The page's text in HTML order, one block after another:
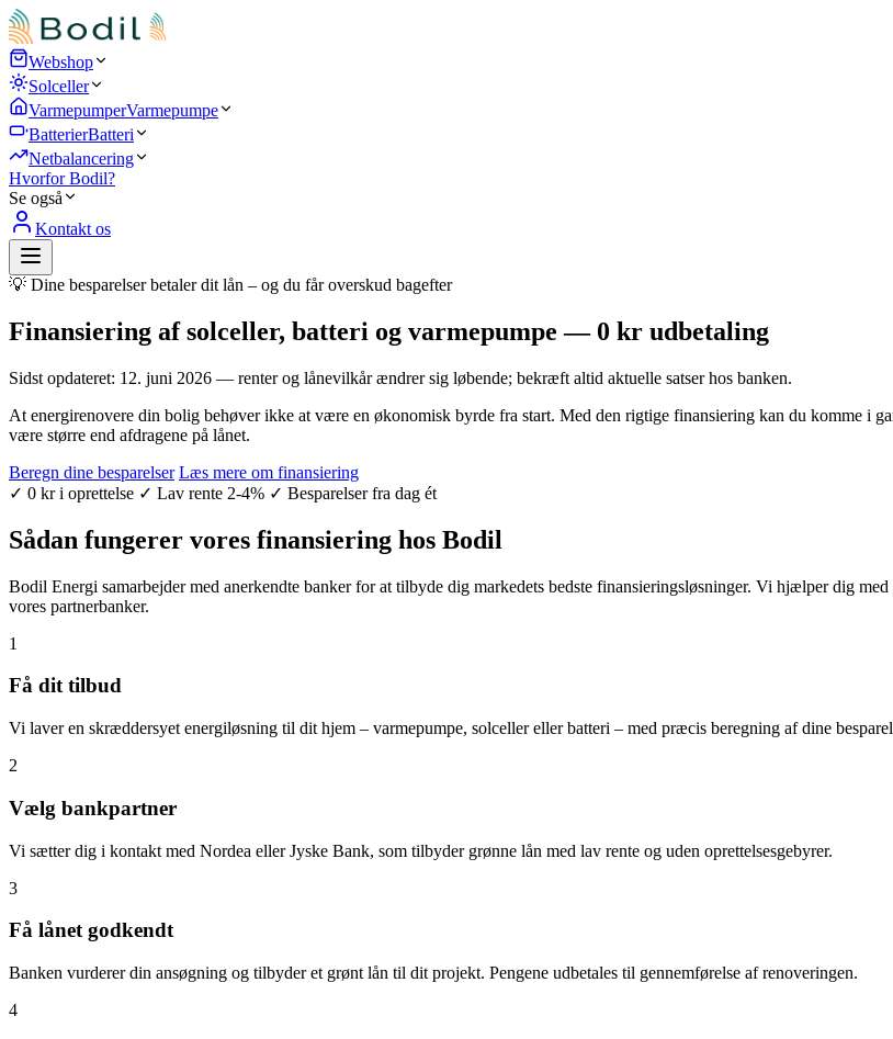
Webshop
Solceller
VarmepumperVarmepumpe
BatterierBatteri
Netbalancering
Hvorfor Bodil?
Se også
Kontakt os
💡 Dine besparelser betaler dit lån – og du får overskud bagefter
Finansiering af solceller, batteri og varmepumpe — 0 kr udbetaling
Sidst opdateret: 12. juni 2026 — renter og lånevilkår ændrer sig løbende; bekræft altid aktuelle satser hos banken.
At energirenovere din bolig behøver ikke at være en økonomisk byrde fra start. Med den rigtige finansiering kan du komme i
være større end afdragene på lånet.
Beregn dine besparelser Læs mere om finansiering
✓ 0 kr i oprettelse ✓ Lav rente 2-4% ✓ Besparelser fra dag ét
Sådan fungerer vores finansiering hos Bodil
Bodil Energi samarbejder med anerkendte banker for at tilbyde dig markedets bedste finansieringsløsninger. Vi hjælper dig
vores partnerbanker.
1
Få dit tilbud
Vi laver en skræddersyet energiløsning til dit hjem – varmepumpe, solceller eller batteri – med præcis beregning af dine
2
Vælg bankpartner
Vi sætter dig i kontakt med Nordea eller Jyske Bank, som tilbyder grønne lån med lav rente og uden oprettelsesgebyrer.
3
Få lånet godkendt
Banken vurderer din ansøgning og tilbyder et grønt lån til dit projekt. Pengene udbetales til gennemførelse af renoveringen.
4